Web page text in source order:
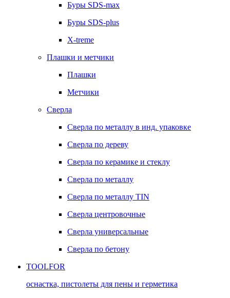
Буры SDS-max
Буры SDS-plus
X-treme
Плашки и метчики
Плашки
Метчики
Сверла
Сверла по металлу в инд. упаковке
Сверла по дереву
Сверла по керамике и стеклу
Сверла по металлу
Сверла по металлу TIN
Сверла центровочные
Сверла универсальные
Сверла по бетону
TOOLFOR
оснастка, пистолеты для пены и герметика